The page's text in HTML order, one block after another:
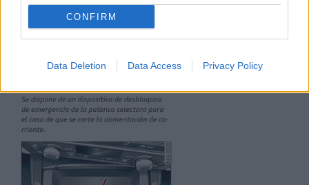
CONFIRM
Data Deletion Data Access Privacy Policy
Publicado24 de Septiembre del 2024